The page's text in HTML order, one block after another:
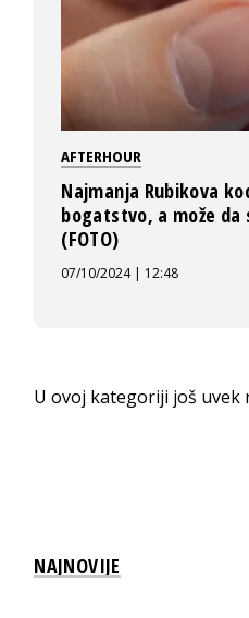
AFTERHOUR
Najmanja Rubikova
bogatstvo, a može
(FOTO)
07/10/2024 | 12:48
U ovoj kategoriji još uvek
NAJNOVIJE